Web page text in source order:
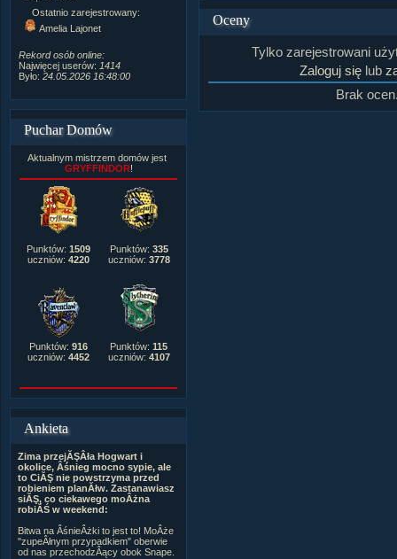
Ostatnio zarejestrowany:
Amelia Lajonet
Rekord osób online:
Najwięcej userów: 1414
Było: 24.05.2026 16:48:00
222,019
Rozdanych pochwał:
Wlepionych ostrzeżeń: 4,170
Puchar Domów
Aktualnym mistrzem domów jest
GRYFFINDOR!
Punktów: 1509
uczniów: 4220
Punktów: 335
uczniów: 3778
Punktów: 916
uczniów: 4452
Punktów: 115
uczniów: 4107
Ankieta
Zima przejĂŞÂła Hogwart i
okolice, Âśnieg mocno sypie, ale
to CiĂŞ nie powstrzyma przed
robieniem planĂłw. Zastanawiasz
siĂŞ, co ciekawego moÂżna
robiĂŚ w weekend:
Bitwa na ÂśnieÂżki to jest to! MoÂże
"zupeÂłnym przypadkiem" oberwie
od nas przechodzÂący obok Snape.
Oceny
Tylko zarejestrowani
Zaloguj się lub
Brak